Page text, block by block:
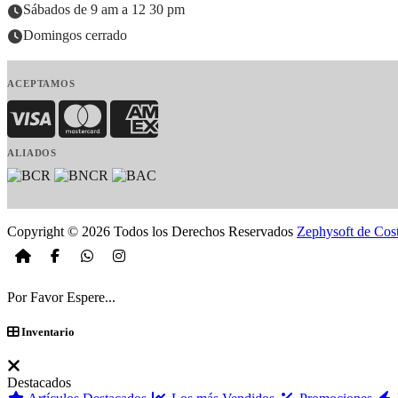
Sábados de 9 am a 12 30 pm
Domingos cerrado
ACEPTAMOS
Visa MasterCardAmerican Express
ALIADOS
Copyright © 2026 Todos los Derechos Reservados Zephysoft de
Por Favor Espere...
Inventario
Destacados